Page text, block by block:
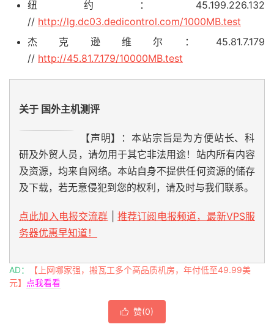
纽约：45.199.226.132
// http://lg.dc03.dedicontrol.com/1000MB.test
杰克逊维尔：45.81.7.179
// http://45.81.7.179/10000MB.test
关于 国外主机测评
【声明】：本站宗旨是为方便站长、科
研及外贸人员，请勿用于其它非法用途！站内所有内容
及资源，均来自网络。本站自身不提供任何资源的储存
及下载，若无意侵犯到您的权利，请及时与我们联系。
点此加入电报交流群
推荐订阅电报频道，最新VPS服
务器优惠早知道！
AD：
【上网哪家强，搬瓦工多个高品质机房，年付低至49.99美
元】 点我看看
 赞(0)